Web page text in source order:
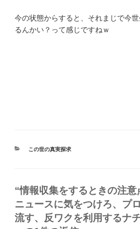
今の状態からすると、それまじで今
るんかい？って感じですねｗ
カ
ー
この世の真実探求
“情報収集をするときの注
ニュースに気をつけろ、プ
流す、反ワクを利用するナ